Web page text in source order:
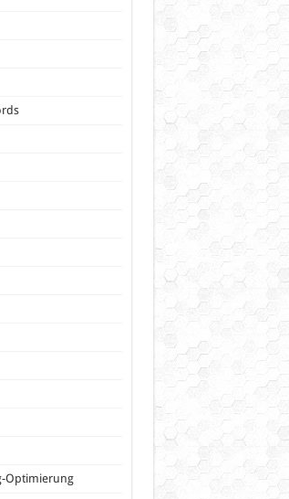
Optimierung